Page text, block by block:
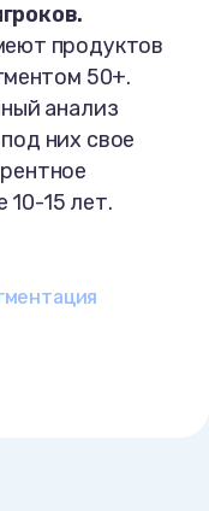
продуктов
50+.
анализ
них свое
15 лет.